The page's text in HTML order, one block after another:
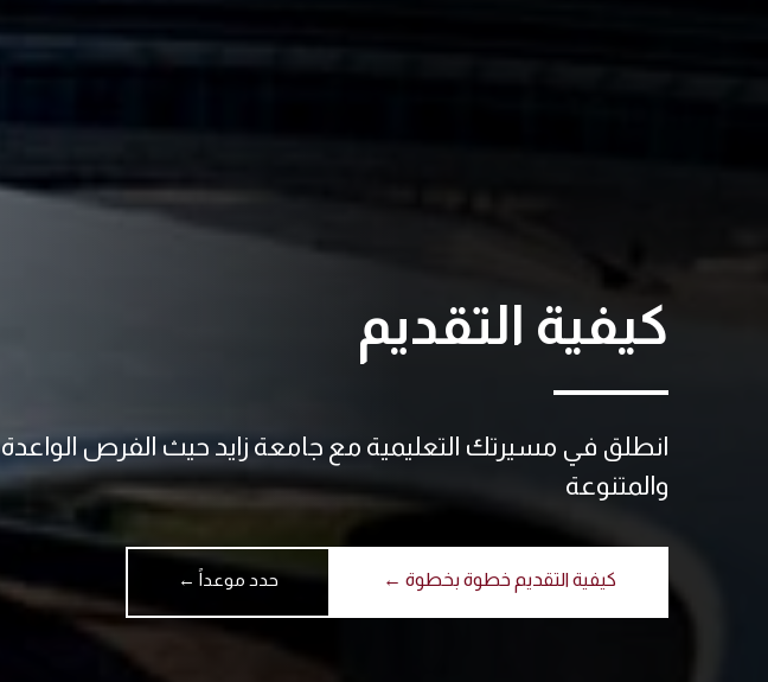
كيفية التقديم
انطلق في مسيرتك التعليمية مع جامعة زايد حيث الفرص الواعدة
والمتنوعة
كيفية التقديم خطوة بخطوة ← حدد موعداً ←